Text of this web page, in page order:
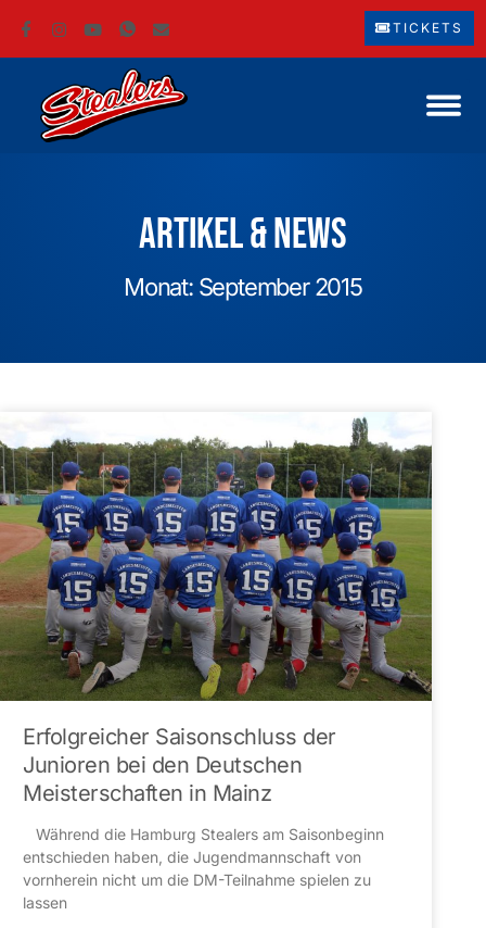
TICKETS
Artikel & News
Monat: September 2015
Erfolgreicher Saisonschluss der
Junioren bei den Deutschen
Meisterschaften in Mainz
Während die Hamburg Stealers am Saisonbeginn
entschieden haben, die Jugendmannschaft von
vornherein nicht um die DM-Teilnahme spielen zu
lassen